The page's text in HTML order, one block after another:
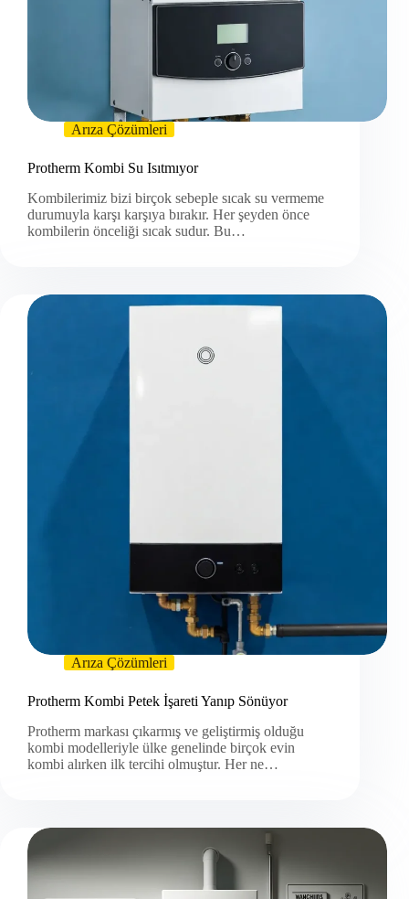
Arıza Çözümleri
Protherm Kombi Su Isıtmıyor
Kombilerimiz bizi birçok sebeple sıcak su vermeme
durumuyla karşı karşıya bırakır. Her şeyden önce
kombilerin önceliği sıcak sudur. Bu…
Arıza Çözümleri
Protherm Kombi Petek İşareti Yanıp Sönüyor
Protherm markası çıkarmış ve geliştirmiş olduğu
kombi modelleriyle ülke genelinde birçok evin
kombi alırken ilk tercihi olmuştur. Her ne…